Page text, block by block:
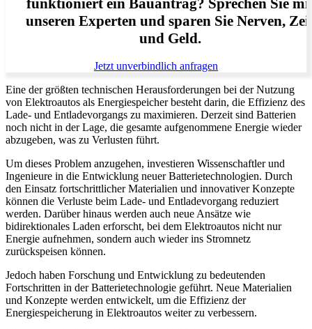
unseren Experten und sparen Sie Nerven,
und Geld.
Jetzt unverbindlich anfragen
Eine der größten technischen Herausforderungen bei der Nutzung
von Elektroautos als Energiespeicher besteht darin, die Effizienz des
Lade- und Entladevorgangs zu maximieren. Derzeit sind Batterien
noch nicht in der Lage, die gesamte aufgenommene Energie wieder
abzugeben, was zu Verlusten führt.
Um dieses Problem anzugehen, investieren Wissenschaftler und
Ingenieure in die Entwicklung neuer Batterietechnologien. Durch
den Einsatz fortschrittlicher Materialien und innovativer Konzepte
können die Verluste beim Lade- und Entladevorgang reduziert
werden. Darüber hinaus werden auch neue Ansätze wie
bidirektionales Laden erforscht, bei dem Elektroautos nicht nur
Energie aufnehmen, sondern auch wieder ins Stromnetz
zurückspeisen können.
Jedoch haben Forschung und Entwicklung zu bedeutenden
Fortschritten in der Batterietechnologie geführt. Neue Materialien
und Konzepte werden entwickelt, um die Effizienz der
Energiespeicherung in Elektroautos weiter zu verbessern.